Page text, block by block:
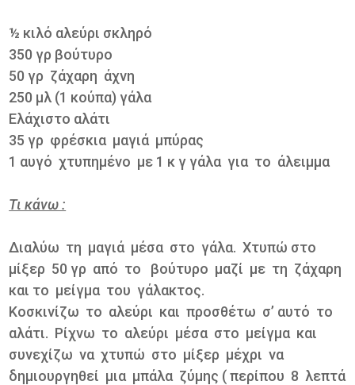
½ κιλό αλεύρι σκληρό
350 γρ βούτυρο
50 γρ ζάχαρη άχνη
250 μλ (1 κούπα) γάλα
Ελάχιστο αλάτι
35 γρ φρέσκια μαγιά μπύρας
1 αυγό χτυπημένο με 1 κ γ γάλα για το άλειμμα
Τι κάνω :
Διαλύω τη μαγιά μέσα στο γάλα. Χτυπώ στο
μίξερ 50 γρ από το βούτυρο μαζί με τη ζάχαρη
και το μείγμα του γάλακτος.
Κοσκινίζω το αλεύρι και προσθέτω σʼ αυτό το
αλάτι. Ρίχνω το αλεύρι μέσα στο μείγμα και
συνεχίζω να χτυπώ στο μίξερ μέχρι να
δημιουργηθεί μια μπάλα ζύμης ( περίπου 8 λεπτά